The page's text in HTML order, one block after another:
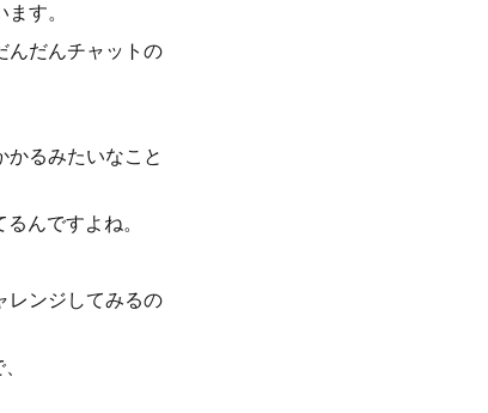
す。
んだんチャットの
るみたいなこと
んですよね。
レンジしてみるの